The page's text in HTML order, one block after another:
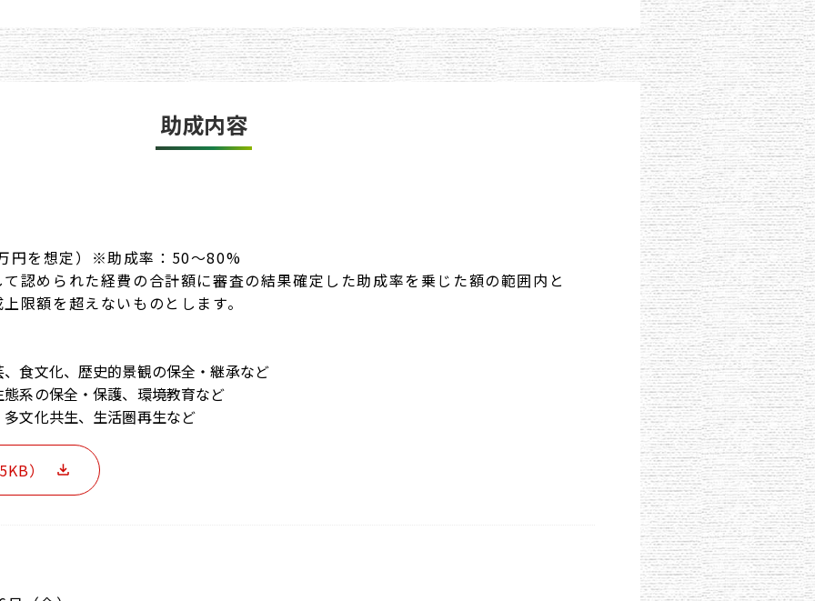
助成内容
円を想定）※助成率：50〜80%
認められた経費の合計額に審査の結果確定した助成率を乗じた額の範囲内と
限額を超えないものとします。
食文化、歴史的景観の保全・継承など
系の保全・保護、環境教育など
文化共生、生活圏再生など
）